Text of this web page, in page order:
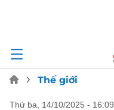
Thế giới
thứ ba, 14/10/2025 - 16:09